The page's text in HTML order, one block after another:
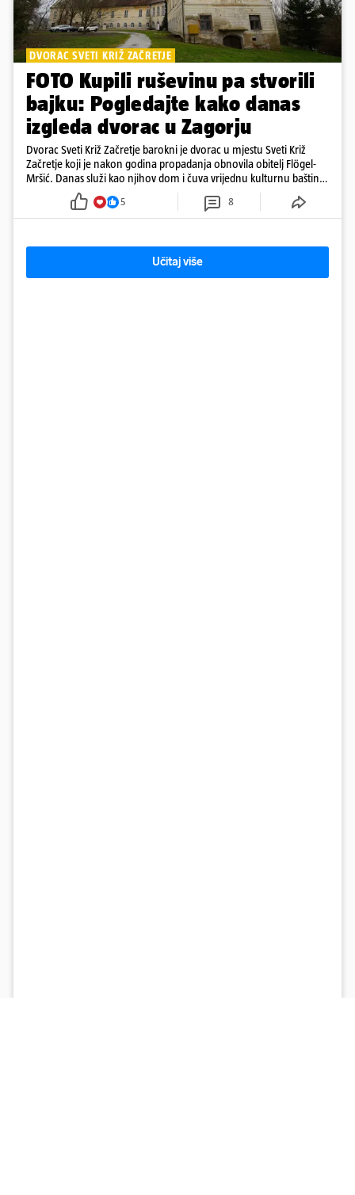
DVORAC SVETI KRIŽ ZAČRETJE
FOTO Kupili ruševinu pa stvorili
bajku: Pogledajte kako danas
izgleda dvorac u Zagorju
Dvorac Sveti Križ Začretje barokni je dvorac u mjestu Sveti Križ
Začretje koji je nakon godina propadanja obnovila obitelj Flögel-
Mršić. Danas služi kao njihov dom i čuva vrijednu kulturnu baštinu
davno zaboravljenog vremena
5 8
Učitaj više